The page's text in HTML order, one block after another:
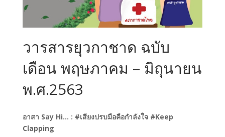
วารสารยุวกาชาด ฉบับ
เดือน พฤษภาคม – มิถุนายน
พ.ศ.2563
อาสา Say Hi… : #เสียงปรบมือคือกำลังใจ #Keep
Clapping